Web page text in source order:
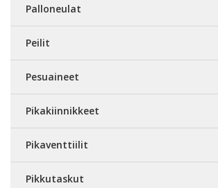
Palloneulat
Peilit
Pesuaineet
Pikakiinnikkeet
Pikaventtiilit
Pikkutaskut